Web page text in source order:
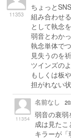
11353
ちょっと
組み合わせ
として執念
弱音とわか
執念単体で
見失うのを
ツインズの
もしくは板
担がれない
11354
名前なし
弱音の衰弱
成は見たこ
キラーが